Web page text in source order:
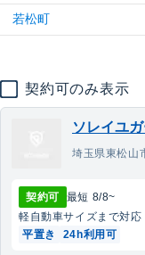
若松町
契約可のみ表示
ソレイユ
埼玉県東松山
契約可 最短 8/8~
軽自動車サイズまで対応
平置き
24h利用可